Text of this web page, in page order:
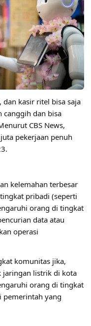
dan kasir ritel bisa saja
canggih dan bisa
CBS News,
pekerjaan penuh
kelemahan terbesar
pribadi (seperti
orang di tingkat
data atau
operasi
komunitas jika,
jaringan listrik di kota
orang di tingkat
pemerintah yang